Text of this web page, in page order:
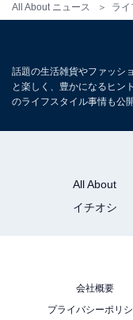
All About ニュース ライ
ベリ
ルダ
話題の生活雑貨やファッシ
と楽しく、豊かになるヒン
のライフスタイル事情も公
All About
イチオシ
会社概要
プライバシーポリ